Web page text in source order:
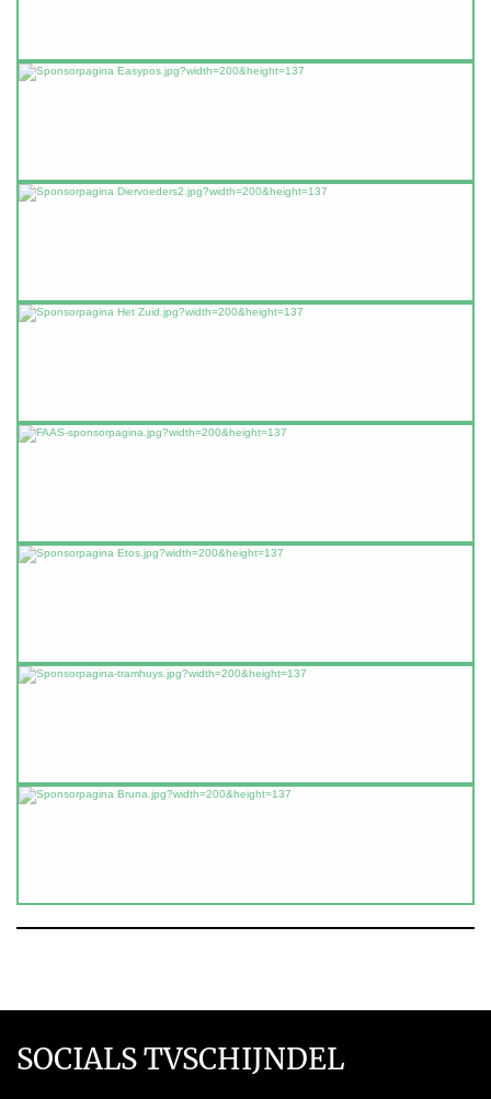
SOCIALS TVSCHIJNDEL